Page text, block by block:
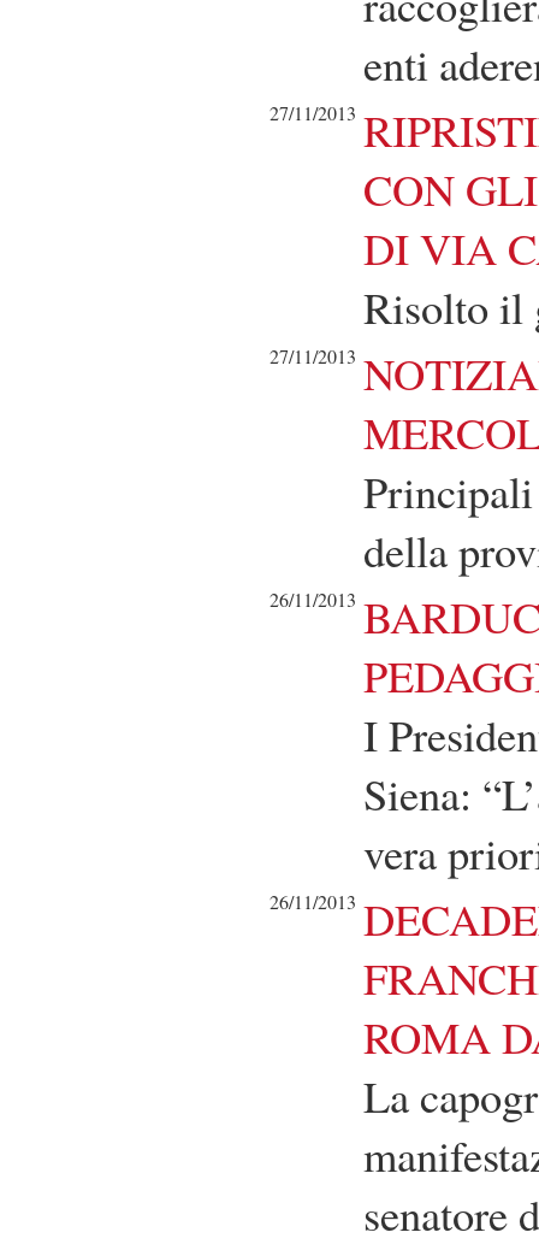
enti
27/11/2013
CON
DI VIA
Risolto il
27/11/2013
della
26/11/2013
I
Siena:
vera
26/11/2013
ROMA
La
senatore